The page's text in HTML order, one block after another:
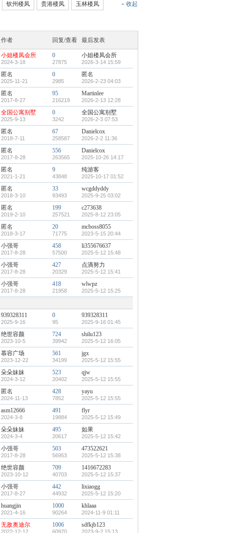
收起
钦州楼凤 贵港楼凤 玉林楼凤
作者 回复/查看 最后发表
小姐楼凤会所
2024-3-18
0
27875
小姐楼凤会所
2026-3-14 15:59
匿名
2025-11-21
0
2985
匿名
2026-2-23 04:03
匿名
2017-8-27
95
216219
Martinlee
2026-2-13 12:28
全国公寓别墅
2025-9-13
0
3242
全国公寓别墅
2026-2-3 07:53
匿名
2018-7-11
67
258587
Danielcox
2026-2-2 11:36
匿名
2017-8-28
556
263565
Danielcox
2025-10-26 14:17
匿名
2021-1-21
9
43848
纯游客
2025-10-17 01:52
匿名
2018-3-10
33
93493
wcgddyddy
2025-9-25 03:02
匿名
2019-2-10
199
257521
c273638
2025-8-12 23:05
匿名
2018-3-17
20
71775
mcboss8055
2023-5-15 20:44
小强哥
2017-8-28
458
57500
li355676637
2025-5-12 15:48
小强哥
2017-8-28
427
20329
点滴努力
2025-5-12 15:41
小强哥
2017-8-28
418
21958
wlwpz
2025-5-12 15:25
939328311
2025-9-16
0
95
939328311
2025-9-16 01:45
绝世容颜
2023-10-5
724
39942
shilu123
2025-5-12 16:05
慕容广场
2023-12-22
561
34199
jgx
2025-5-12 15:55
朵朵妹妹
2024-3-12
523
20402
qjw
2025-5-12 15:55
匿名
2024-11-13
428
7852
yayu
2025-5-12 15:55
asm12666
2024-3-8
491
19884
flyr
2025-5-12 15:49
朵朵妹妹
2024-3-4
495
20617
如果
2025-5-12 15:42
小强哥
2017-8-28
503
56953
473522621
2025-5-12 15:38
绝世容颜
2023-10-12
709
40703
1416672283
2025-5-12 15:37
小强哥
2017-8-27
442
44932
lixiaogg
2025-5-12 15:20
huangjin
2021-4-16
1000
90264
khlaaa
2024-11-9 01:11
无敌奥迪尔
2022-12-12
1006
60970
sdfkjb123
2023-9-2 15:13